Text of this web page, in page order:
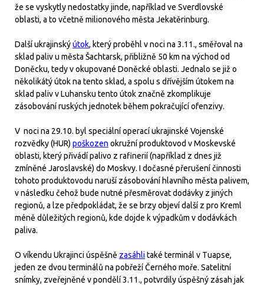
že se vyskytly nedostatky jinde, například ve Sverdlovské
oblasti, a to včetně milionového města Jekatěrinburg.
Další ukrajinskýútok, který proběhl v noci na 3.11., směřoval na
sklad paliv u města Šachtarsk, přibližně 50 km na východ od
Doněcku, tedy v okupované Doněcké oblasti. Jednalo se již o
několikátý útok na tento sklad, a spolu s dřívějším útokem na
sklad paliv v Luhansku tento útok značně zkomplikuje
zásobování ruských jednotek během pokračující ofenzivy.
V noci na 29.10. byl speciální operací ukrajinské Vojenské
rozvědky (HUR) poškozen okružní produktovod v Moskevské
oblasti, který přivádí palivo z rafinerií (například z dnes již
zmíněné Jaroslavské) do Moskvy. I dočasné přerušení činnosti
tohoto produktovodu naruší zásobování hlavního města palivem,
v následku čehož bude nutné přesměrovat dodávky z jiných
regionů, a lze předpokládat, že se brzy objeví další z pro Kreml
méně důležitých regionů, kde dojde k výpadkům v dodávkách
paliva.
O víkendu Ukrajinci úspěšně zasáhlitaké terminál v Tuapse,
jeden ze dvou terminálů na pobřeží Černého moře. Satelitní
snímky, zveřejněné v pondělí 3.11., potvrdily úspěšný zásah jak